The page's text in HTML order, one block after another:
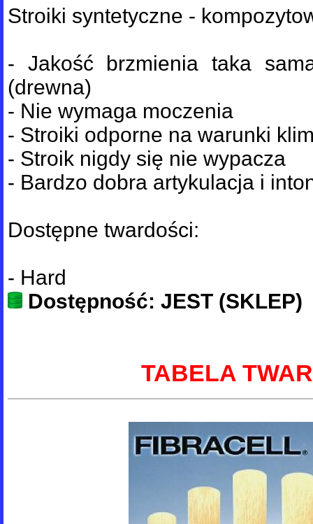
Stroiki syntetyczne -
- Jakość brzmienia taka
(drewna)
- Nie wymaga moczenia
- Stroiki odporne na warunki
- Stroik nigdy się nie wypacza
- Bardzo dobra artykulacja i
Dostępne twardości:
- Hard
Dostępność: JEST (SKLEP)
TABELA